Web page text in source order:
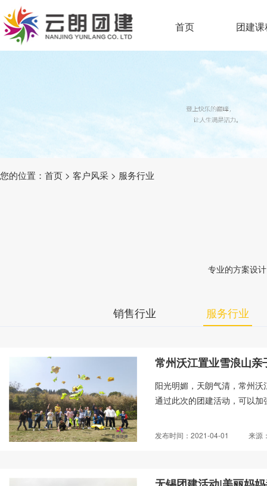
首页 团建
您的位置： 首页 > 客户风采 > 服务行业
专业的方案设
销售行业 服务行业
常州沃江置业雪浪山亲
阳光明媚，天朗气清，常州
通过此次的团建活动，可以
发布时间：2021-04-01 来源